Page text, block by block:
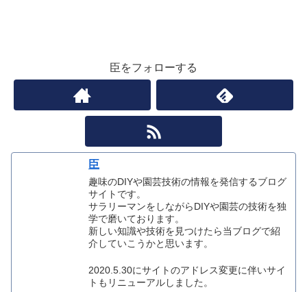
臣をフォローする
臣
趣味のDIYや園芸技術の情報を発信するブログ
サイトです。
サラリーマンをしながらDIYや園芸の技術を独
学で磨いております。
新しい知識や技術を見つけたら当ブログで紹
介していこうかと思います。
2020.5.30にサイトのアドレス変更に伴いサイ
トもリニューアルしました。